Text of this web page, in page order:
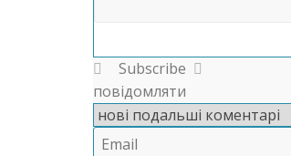
Subscribe
повідомляти